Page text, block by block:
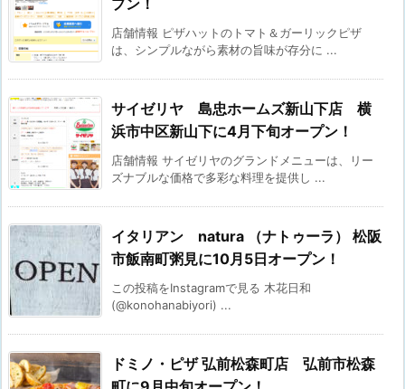
店舗情報 ピザハットのトマト＆ガーリックピザ
は、シンプルながら素材の旨味が存分に ...
サイゼリヤ 島忠ホームズ新山下店 横
浜市中区新山下に4月下旬オープン！
店舗情報 サイゼリヤのグランドメニューは、リー
ズナブルな価格で多彩な料理を提供し ...
イタリアン natura （ナトゥーラ） 松阪
市飯南町粥見に10月5日オープン！
この投稿をInstagramで見る 木花日和
(@konohanabiyori) ...
ドミノ・ピザ 弘前松森町店 弘前市松森